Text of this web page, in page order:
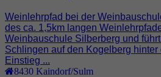
Weinlehrpfad bei der
des ca. 1,5km langen
Weinbauschule Silberberg und
Schlingen auf den Kogelberg
Einstieg ...
8430 Kaindorf/Sulm